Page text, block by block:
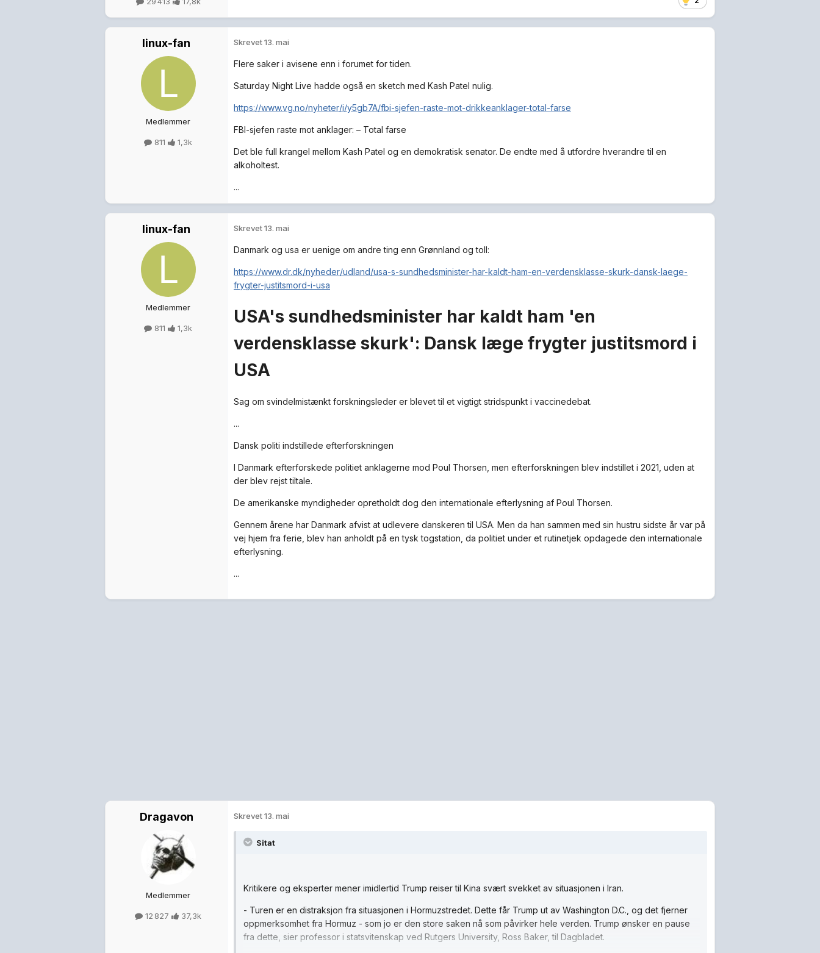
linux-fan
Medlemmer
811 1,3k
Skrevet13. mai
Flere saker i avisene enn i forumet for tiden.
Saturday Night Live hadde også en sketch med Kash Patel nulig.
https://www.vg.no/nyheter/i/y5gb7A/fbi-sjefen-raste-mot-drikkeanklager-total-farse
FBI-sjefen raste mot anklager: –⁠ Total farse
Det ble full krangel mellom Kash Patel og en demokratisk senator. De endte med å utfordre hverandre til en
alkoholtest.
...
linux-fan
Medlemmer
811 1,3k
Skrevet13. mai
Danmark og usa er uenige om andre ting enn Grønnland og toll:
https://www.dr.dk/nyheder/udland/usa-s-sundhedsminister-har-kaldt-ham-en-verdensklasse-skurk-dansk-laege-
frygter-justitsmord-i-usa
USA's sundhedsminister har kaldt ham 'en
verdensklasse skurk': Dansk læge frygter justitsmord i
USA
Sag om svindelmistænkt forskningsleder er blevet til et vigtigt stridspunkt i vaccinedebat.
...
Dansk politi indstillede efterforskningen
I Danmark efterforskede politiet anklagerne mod Poul Thorsen, men efterforskningen blev indstillet i 2021, uden at
der blev rejst tiltale.
De amerikanske myndigheder opretholdt dog den internationale efterlysning af Poul Thorsen.
Gennem årene har Danmark afvist at udlevere danskeren til USA. Men da han sammen med sin hustru sidste år var på
vej hjem fra ferie, blev han anholdt på en tysk togstation, da politiet under et rutinetjek opdagede den internationale
efterlysning.
...
Dragavon
Medlemmer
12 827 37,3k
Skrevet13. mai
Sitat
Kritikere og eksperter mener imidlertid Trump reiser til Kina svært svekket av situasjonen i Iran.
- Turen er en distraksjon fra situasjonen i Hormuzstredet. Dette får Trump ut av Washington D.C., og det fjerner
oppmerksomhet fra Hormuz - som jo er den store saken nå som påvirker hele verden. Trump ønsker en pause
fra dette, sier professor i statsvitenskap ved Rutgers University, Ross Baker, til Dagbladet.